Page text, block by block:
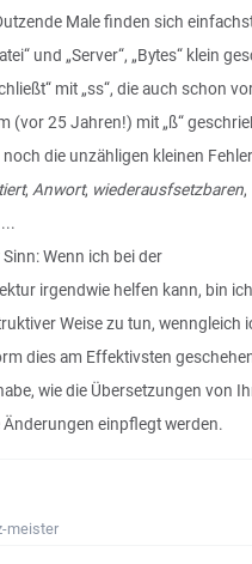
Male finden sich
und „Server“, „Bytes“ klein
mit „ss“, die auch schon
(vor 25 Jahren!) mit „ß“
die unzähligen kleinen
, Anwort, wiederausfsetzbaren,
Wenn ich bei der
irgendwie helfen kann, bin
Weise zu tun, wenngleich
dies am Effektivsten
wie die Übersetzungen von
Änderungen einpflegt werden.
meister